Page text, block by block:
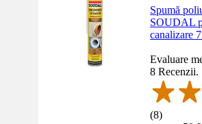
Spumă
SOUDAL
canalizare
Evaluare
8 Recenzii.
(8)